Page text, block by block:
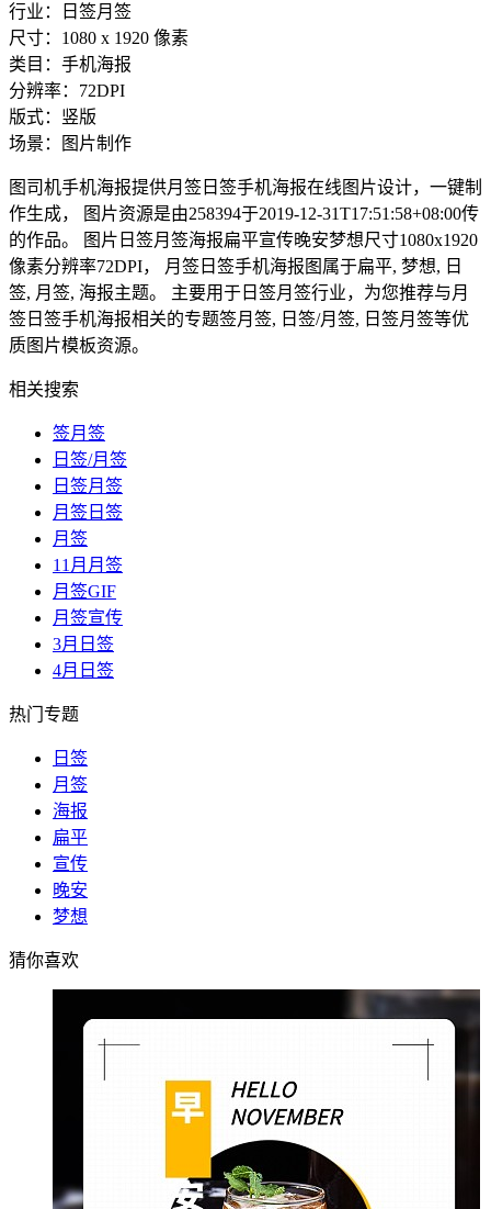
行业：日签月签
尺寸：1080 x 1920 像素
类目：手机海报
分辨率：72DPI
版式：竖版
场景：图片制作
图司机手机海报提供月签日签手机海报在线图片设计，一键制
作生成， 图片资源是由258394于2019-12-31T17:51:58+08:00传
的作品。 图片日签月签海报扁平宣传晚安梦想尺寸1080x1920
像素分辨率72DPI， 月签日签手机海报图属于扁平, 梦想, 日
签, 月签, 海报主题。 主要用于日签月签行业，为您推荐与月
签日签手机海报相关的专题签月签, 日签/月签, 日签月签等优
质图片模板资源。
相关搜索
签月签
日签/月签
日签月签
月签日签
月签
11月月签
月签GIF
月签宣传
3月日签
4月日签
热门专题
日签
月签
海报
扁平
宣传
晚安
梦想
猜你喜欢